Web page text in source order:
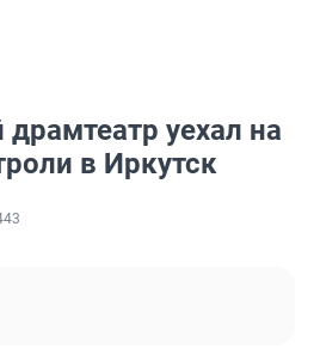
драмтеатр уехал на
в Иркутск